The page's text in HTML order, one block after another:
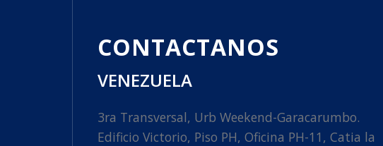
CONTACTANOS
VENEZUELA
3ra Transversal, Urb Weekend-Garacarumbo.
Edificio Victorio, Piso PH, Oficina PH-11, Catia la